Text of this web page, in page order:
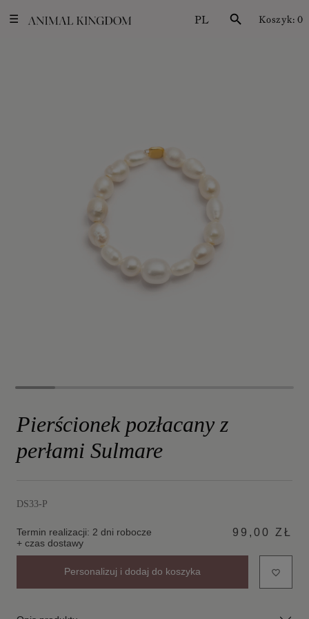
☰ PL search Koszyk: 0
Pierścionek pozłacany z
perłami Sulmare
DS33-P
Termin realizacji: 2 dni robocze
+ czas dostawy
99,00 ZŁ
Personalizuj i dodaj do koszyka favorite_border